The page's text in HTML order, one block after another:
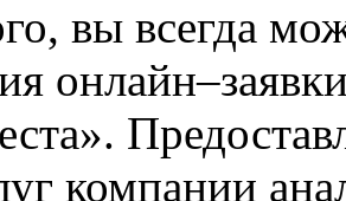
вы всегда
компании